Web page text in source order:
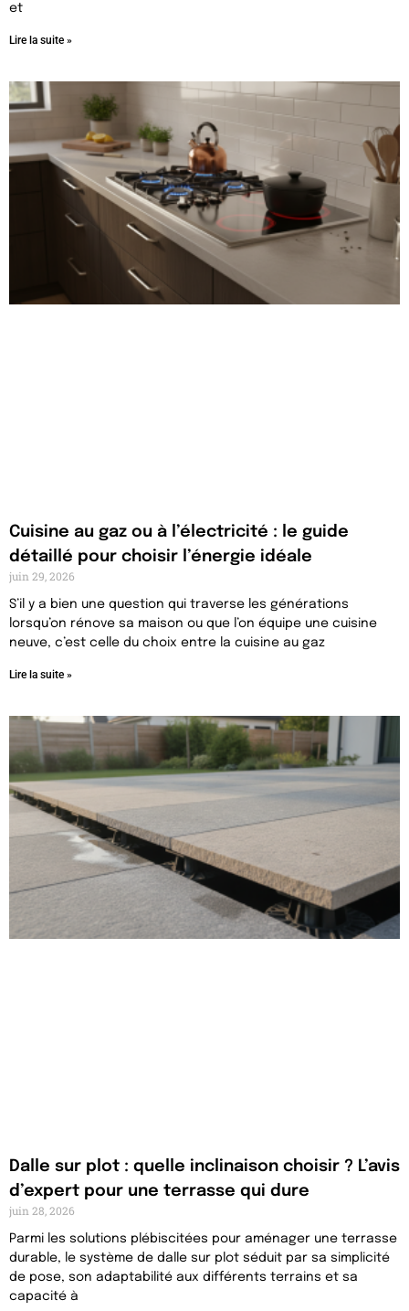
et
Lire la suite »
Cuisine au gaz ou à l’électricité : le guide
détaillé pour choisir l’énergie idéale
juin 29, 2026
S’il y a bien une question qui traverse les générations
lorsqu’on rénove sa maison ou que l’on équipe une cuisine
neuve, c’est celle du choix entre la cuisine au gaz
Lire la suite »
Dalle sur plot : quelle inclinaison choisir ? L’avis
d’expert pour une terrasse qui dure
juin 28, 2026
Parmi les solutions plébiscitées pour aménager une terrasse
durable, le système de dalle sur plot séduit par sa simplicité
de pose, son adaptabilité aux différents terrains et sa
capacité à